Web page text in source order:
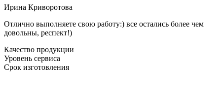
Ирина Криворотова
Отлично выполняете свою работу:) все остались более чем
довольны, респект!)
Качество продукции
Уровень сервиса
Срок изготовления